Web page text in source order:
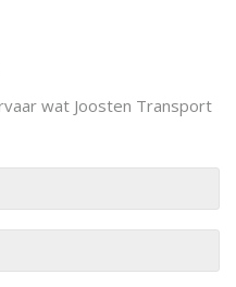
i
wat Joosten Transport